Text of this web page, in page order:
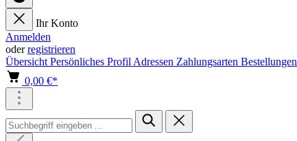
Ihr Konto
Anmelden
oderregistrieren
Übersicht Persönliches Profil Adressen Zahlungsarten Bestellungen
0,00 €*